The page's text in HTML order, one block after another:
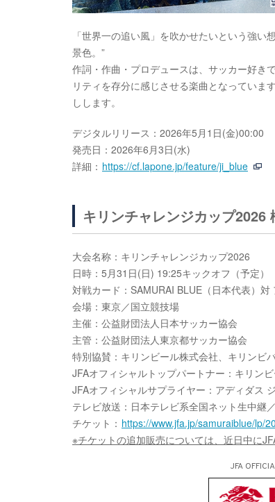
「世界一の追い風」を吹かせたいという強
景色。”
作詞・作曲・プロデュースは、サッカー好
リティを存分に感じさせる楽曲となっていま
しします。
デジタルリリース：2026年5月1日(金)00:00
発売日：2026年6月3日(水)
詳細： https://cf.lapone.jp/feature/ji_blue
キリンチャレンジカップ2026
大会名称：キリンチャレンジカップ2026
日時：5月31日(日) 19:25キックオフ（予定）
対戦カード：SAMURAI BLUE（日本代表）対
会場：東京／国立競技場
主催：公益財団法人日本サッカー協会
主管：公益財団法人東京都サッカー協会
特別協賛：キリンビール株式会社、キリンビ
JFAオフィシャルトップパートナー：キリン
JFAオフィシャルサプライヤー：アディダス
テレビ放送：日本テレビ系全国ネット生中継
チケット： https://www.jfa.jp/samuraiblue/lp/
※チケットの追加販売については、近日中に
JFA